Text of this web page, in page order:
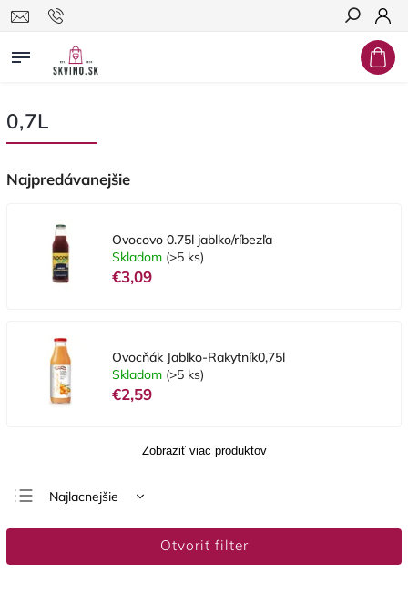
Hľadať
0,7L
Najpredávanejšie
Ovocovo 0.75l jablko/ríbezľa
Skladom (>5 ks)
€3,09
Ovocňák Jablko-Rakytník0,75l
Skladom (>5 ks)
€2,59
Zobraziť viac produktov
Najlacnejšie
Najdrahšie
Otvoriť filter